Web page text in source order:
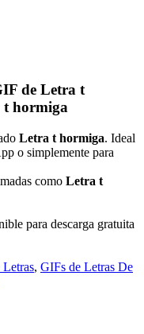
de Letra t
t hormiga
Letra t hormiga. Ideal
o simplemente para
como Letra t
para descarga gratuita
Letras, GIFs de Letras De